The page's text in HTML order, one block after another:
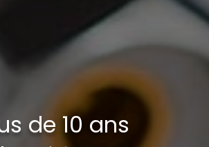
de 10 ans